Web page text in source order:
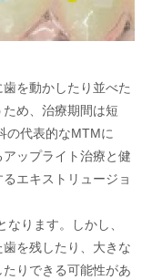
を動かしたり並べた
め、治療期間は短
の代表的なMTMに
ップライト治療と健
エキストリュージョ
ります。しかし、
を残したり、大きな
りできる可能性があ